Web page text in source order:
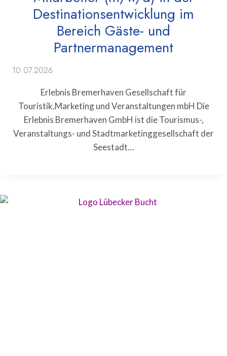
Destinationsentwicklung im
Bereich Gäste- und
Partnermanagement
10.07.2026
Erlebnis Bremerhaven Gesellschaft für
Touristik,Marketing und Veranstaltungen mbH Die
Erlebnis Bremerhaven GmbH ist die Tourismus-,
Veranstaltungs- und Stadtmarketinggesellschaft der
Seestadt…